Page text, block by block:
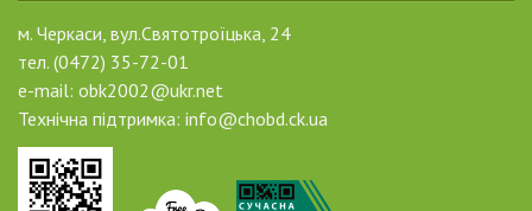
м. Черкаси, вул.Святотроїцька, 24
тел. (0472) 35-72-01
e-mail: obk2002@ukr.net
Технічна підтримка: info@chobd.ck.ua